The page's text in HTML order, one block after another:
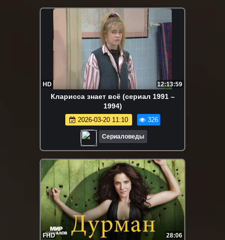
HD 12:13:59
Кларисса знает всё (сериал 1991 –
1994)
2026-03-20 11:10 326
Сериаловеды
FHD 28:06